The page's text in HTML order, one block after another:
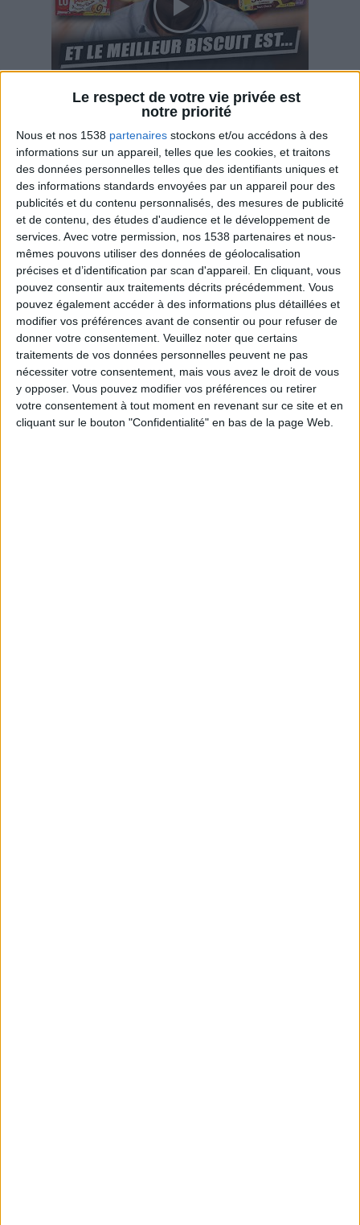
Le respect de votre vie privée est
notre priorité
Nous et nos 1538 partenaires stockons et/ou accédons à des
informations sur un appareil, telles que les cookies, et traitons
des données personnelles telles que des identifiants uniques et
des informations standards envoyées par un appareil pour des
publicités et du contenu personnalisés, des mesures de publicité
et de contenu, des études d'audience et le développement de
services. Avec votre permission, nos 1538 partenaires et nous-
mêmes pouvons utiliser des données de géolocalisation
précises et d’identification par scan d'appareil. En cliquant, vous
pouvez consentir aux traitements décrits précédemment. Vous
pouvez également accéder à des informations plus détaillées et
modifier vos préférences avant de consentir ou pour refuser de
donner votre consentement. Veuillez noter que certains
traitements de vos données personnelles peuvent ne pas
nécessiter votre consentement, mais vous avez le droit de vous
y opposer. Vous pouvez modifier vos préférences ou retirer
votre consentement à tout moment en revenant sur ce site et en
cliquant sur le bouton "Confidentialité" en bas de la page Web.
Savane, LU, Pepito, Harrys... Que valent vraiment
ces gâteaux ?
Webinaires en direct Voir tout
Peut-on remplacer la viande par des féculents ?
Consultation diététique du 05/08/2026